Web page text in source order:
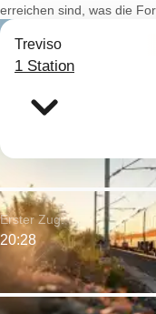
erreichen sind, was die
Treviso
1 Station
Erster Zug:
20:28